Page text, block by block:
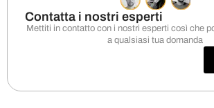
Contatta i nostri esperti
Mettiti in contatto con i nostri esperti così che
a qualsiasi tua domanda